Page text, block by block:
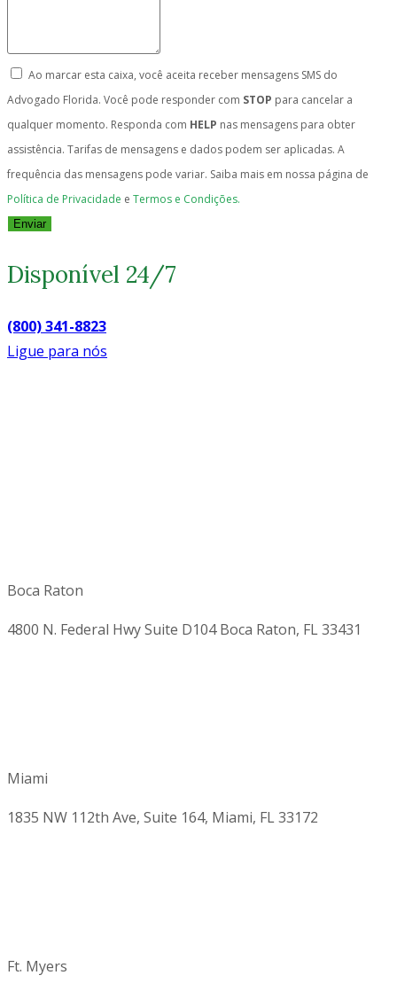
Ao marcar esta caixa, você aceita receber mensagens SMS do
Advogado Florida. Você pode responder com STOP para cancelar a
qualquer momento. Responda com HELP nas mensagens para obter
assistência. Tarifas de mensagens e dados podem ser aplicadas. A
frequência das mensagens pode variar. Saiba mais em nossa página de
Política de Privacidade e Termos e Condições.
Enviar
Disponível 24/7
(800) 341-8823
Ligue para nós
Boca Raton
4800 N. Federal Hwy Suite D104 Boca Raton, FL 33431
Miami
1835 NW 112th Ave, Suite 164, Miami, FL 33172
Ft. Myers